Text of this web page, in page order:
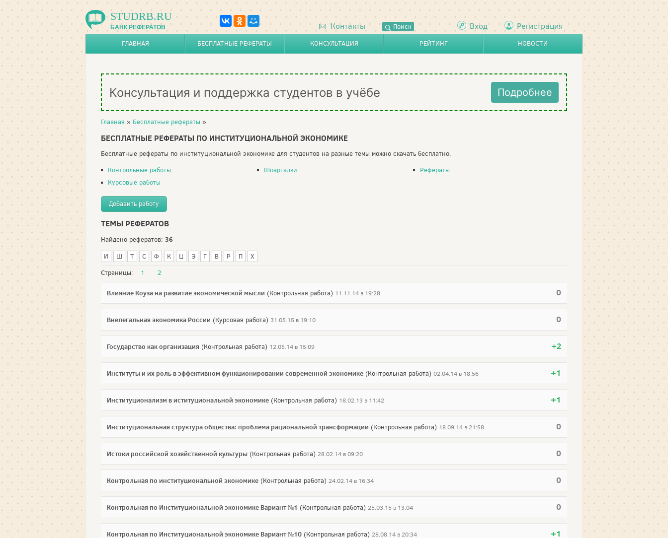
STUDRB.RU
БАНК РЕФЕРАТОВ Контакты Поиск Вход Регистрация
ГЛАВНАЯ БЕСПЛАТНЫЕ РЕФЕРАТЫ КОНСУЛЬТАЦИЯ РЕЙТИНГ НОВОСТИ
Консультация и поддержка студентов в учёбе Подробнее
Главная » Бесплатные рефераты »
БЕСПЛАТНЫЕ РЕФЕРАТЫ ПО ИНСТИТУЦИОНАЛЬНОЙ ЭКОНОМИКЕ
Бесплатные рефераты по институциональной экономике для студентов на разные темы можно скачать бесплатно.
Контрольные работы
Шпаргалки
Рефераты
Курсовые работы
Добавить работу
ТЕМЫ РЕФЕРАТОВ
Найдено рефератов: 36
И Ш Т С Ф К Ц Э Г В Р П
Х
Страницы:
1 2
0
Влияние Коуза на развитие экономической мысли (Контрольная работа) 11.11.14 в 19:28
0
Внелегальная экономика России (Курсовая работа) 31.05.15 в 19:10
+2
Государство как организация (Контрольная работа) 12.05.14 в 15:09
+1
Институты и их роль в эффективном функционировании современной экономике (Контрольная работа) 02.04.14 в 18:56
+1
Институционализм в иституциональной экономике (Контрольная работа) 18.02.13 в 11:42
0
Институциональная структура общества: проблема рациональной трансформации (Контрольная работа) 18.09.14 в 21:58
0
Истоки российской хозяйственной культуры (Контрольная работа) 28.02.14 в 09:20
0
Контрольная по институциональной экономике (Контрольная работа) 24.02.14 в 16:34
0
Контрольная по Институциональной экономике Вариант №1 (Контрольная работа) 25.03.15 в 13:04
+1
Контрольная по Институциональной экономике Вариант №10 (Контрольная работа) 28.08.14 в 20:34